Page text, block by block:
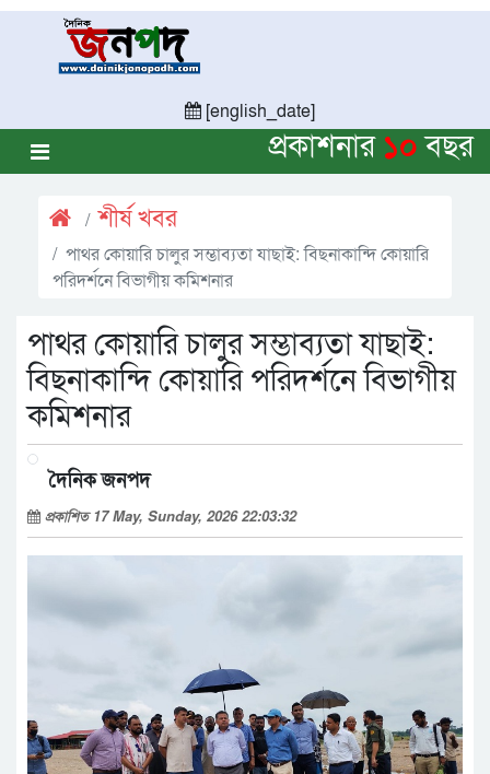
[english_date]
প্রকাশনার ১০বছর
শীর্ষ খবর
পাথর কোয়ারি চালুর সম্ভাব্যতা যাছাই: বিছনাকান্দি কোয়ারি
পরিদর্শনে বিভাগীয় কমিশনার
পাথর কোয়ারি চালুর সম্ভাব্যতা যাছাই:
বিছনাকান্দি কোয়ারি পরিদর্শনে বিভাগীয়
কমিশনার
দৈনিক জনপদ
প্রকাশিত 17 May, Sunday, 2026 22:03:32